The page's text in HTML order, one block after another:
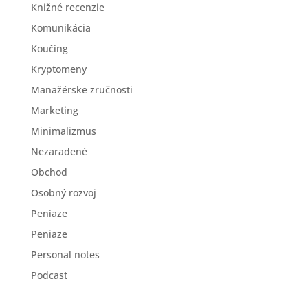
Knižné recenzie
Komunikácia
Koučing
Kryptomeny
Manažérske zručnosti
Marketing
Minimalizmus
Nezaradené
Obchod
Osobný rozvoj
Peniaze
Peniaze
Personal notes
Podcast